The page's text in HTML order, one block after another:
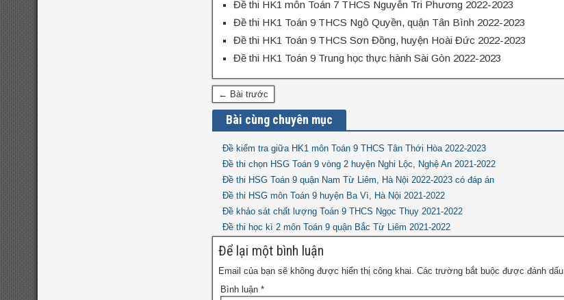
Đề thi HK1 môn Toán 7 THCS Nguyễn Tri Phương 2022-2023
Đề thi HK1 Toán 9 THCS Ngô Quyền, quận Tân Bình 2022-2023
Đề thi HK1 Toán 9 THCS Sơn Đồng, huyện Hoài Đức 2022-2023
Đề thi HK1 Toán 9 Trung học thực hành Sài Gòn 2022-2023
← Bài trước
Bài cùng chuyên mục
Đề kiểm tra giữa HK1 môn Toán 9 THCS Tân Thới Hòa 2022-2023
Đề thi chọn HSG Toán 9 vòng 2 huyện Nghi Lộc, Nghệ An 2021-2022
Đề thi HSG Toán 9 quận Nam Từ Liêm, Hà Nội 2022-2023 có đáp án
Đề thi HSG môn Toán 9 huyện Ba Vì, Hà Nội 2021-2022
Đề khảo sát chất lượng Toán 9 THCS Ngọc Thụy 2021-2022
Đề thi học kì 2 môn Toán 9 quận Bắc Từ Liêm 2021-2022
Để lại một bình luận
Email của bạn sẽ không được hiển thị công khai. Các trường bắt buộc được đánh dấu
Bình luận *